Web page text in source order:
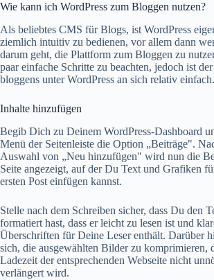
Wie kann ich WordPress zum Bloggen nutzen?
Als beliebtes CMS für Blogs, ist WordPress
ziemlich intuitiv zu bedienen, vor allem dann
darum geht, die Plattform zum Bloggen zu
paar einfache Schritte zu beachten, jedoch ist der
bloggens unter WordPress an sich relativ einfach.
Inhalte hinzufügen
Begib Dich zu Deinem WordPress-Dashboard
Menü der Seitenleiste die Option „Beiträge".
Auswahl von „Neu hinzufügen" wird nun die
Seite angezeigt, auf der Du Text und Grafiken
ersten Post einfügen kannst.
Stelle nach dem Schreiben sicher, dass Du den
formatiert hast, dass er leicht zu lesen ist und
Überschriften für Deine Leser enthält. Darüber
sich, die ausgewählten Bilder zu komprimieren,
Ladezeit der entsprechenden Webseite nicht
verlängert wird.